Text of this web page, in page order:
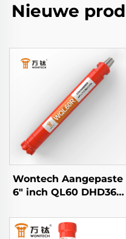
Nieuwe
Wontech Aangepaste
6" inch QL60 DHD360
DTH hamer voor
waterputten en